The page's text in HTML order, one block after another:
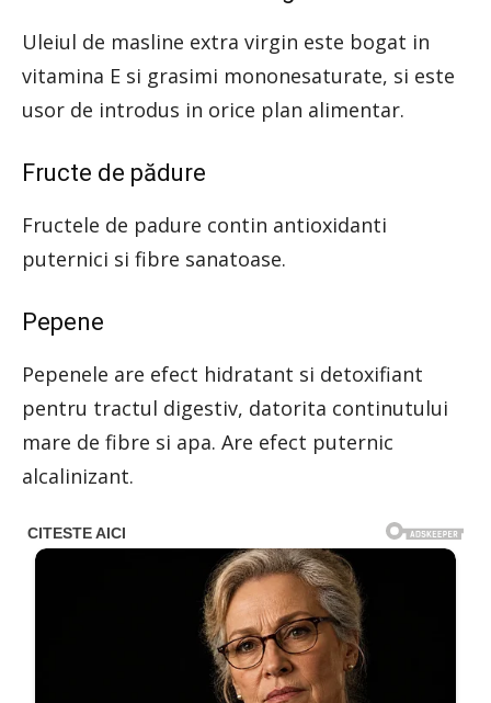
Uleiul de masline extra virgin este bogat in
vitamina E si grasimi mononesaturate, si este
usor de introdus in orice plan alimentar.
Fructe de pădure
Fructele de padure contin antioxidanti
puternici si fibre sanatoase.
Pepene
Pepenele are efect hidratant si detoxifiant
pentru tractul digestiv, datorita continutului
mare de fibre si apa. Are efect puternic
alcalinizant.